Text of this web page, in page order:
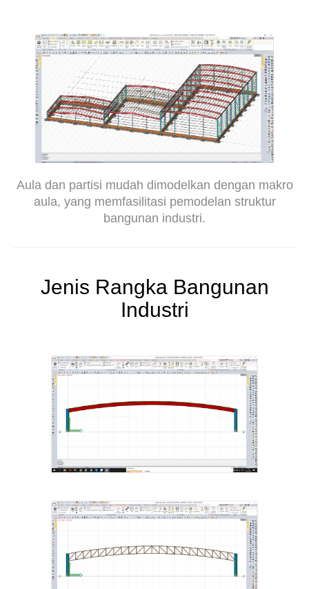
Aula dan partisi mudah dimodelkan dengan makro
aula, yang memfasilitasi pemodelan struktur
bangunan industri.
Jenis Rangka Bangunan
Industri